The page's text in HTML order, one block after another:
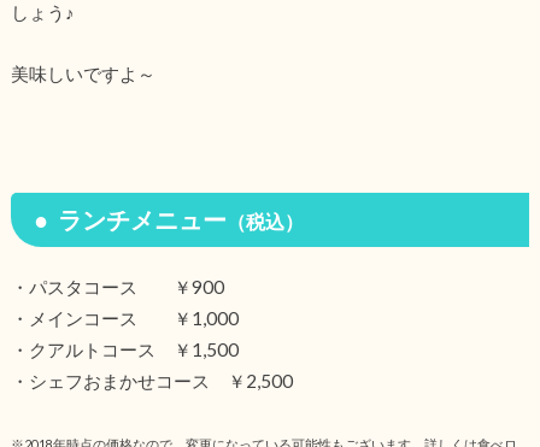
しょう♪
美味しいですよ～
ランチメニュー （税込）
・パスタコース ￥900
・メインコース ￥1,000
・クアルトコース ￥1,500
・シェフおまかせコース ￥2,500
※2018年時点の価格なので、変更になっている可能性もございます。詳しくは食べロ